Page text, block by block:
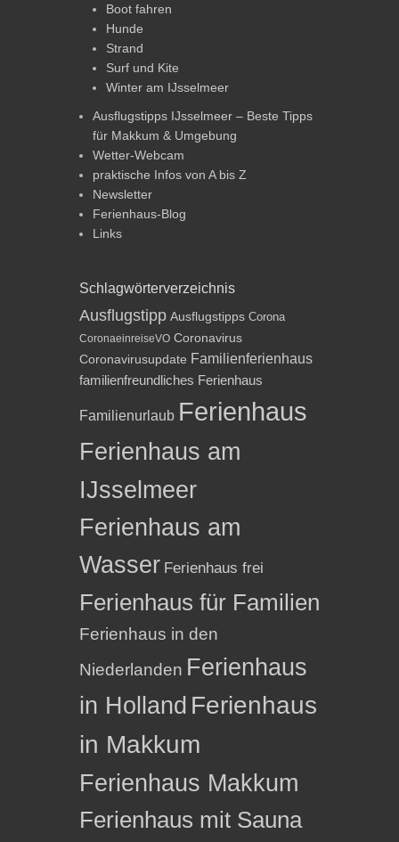
Boot fahren
Hunde
Strand
Surf und Kite
Winter am IJsselmeer
Ausflugstipps IJsselmeer – Beste Tipps
für Makkum & Umgebung
Wetter-Webcam
praktische Infos von A bis Z
Newsletter
Ferienhaus-Blog
Links
Schlagwörterverzeichnis
Ausflugstipp Ausflugstipps Corona
CoronaeinreiseVO Coronavirus
Coronavirusupdate Familienferienhaus
familienfreundliches Ferienhaus
Familienurlaub Ferienhaus
Ferienhaus am
IJsselmeer
Ferienhaus am
Wasser Ferienhaus frei
Ferienhaus für Familien
Ferienhaus in den
Niederlanden Ferienhaus
in Holland Ferienhaus
in Makkum
Ferienhaus Makkum
Ferienhaus mit Sauna